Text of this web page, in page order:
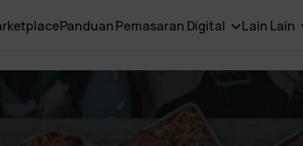
Panduan Pemasaran Digital Lain Lain